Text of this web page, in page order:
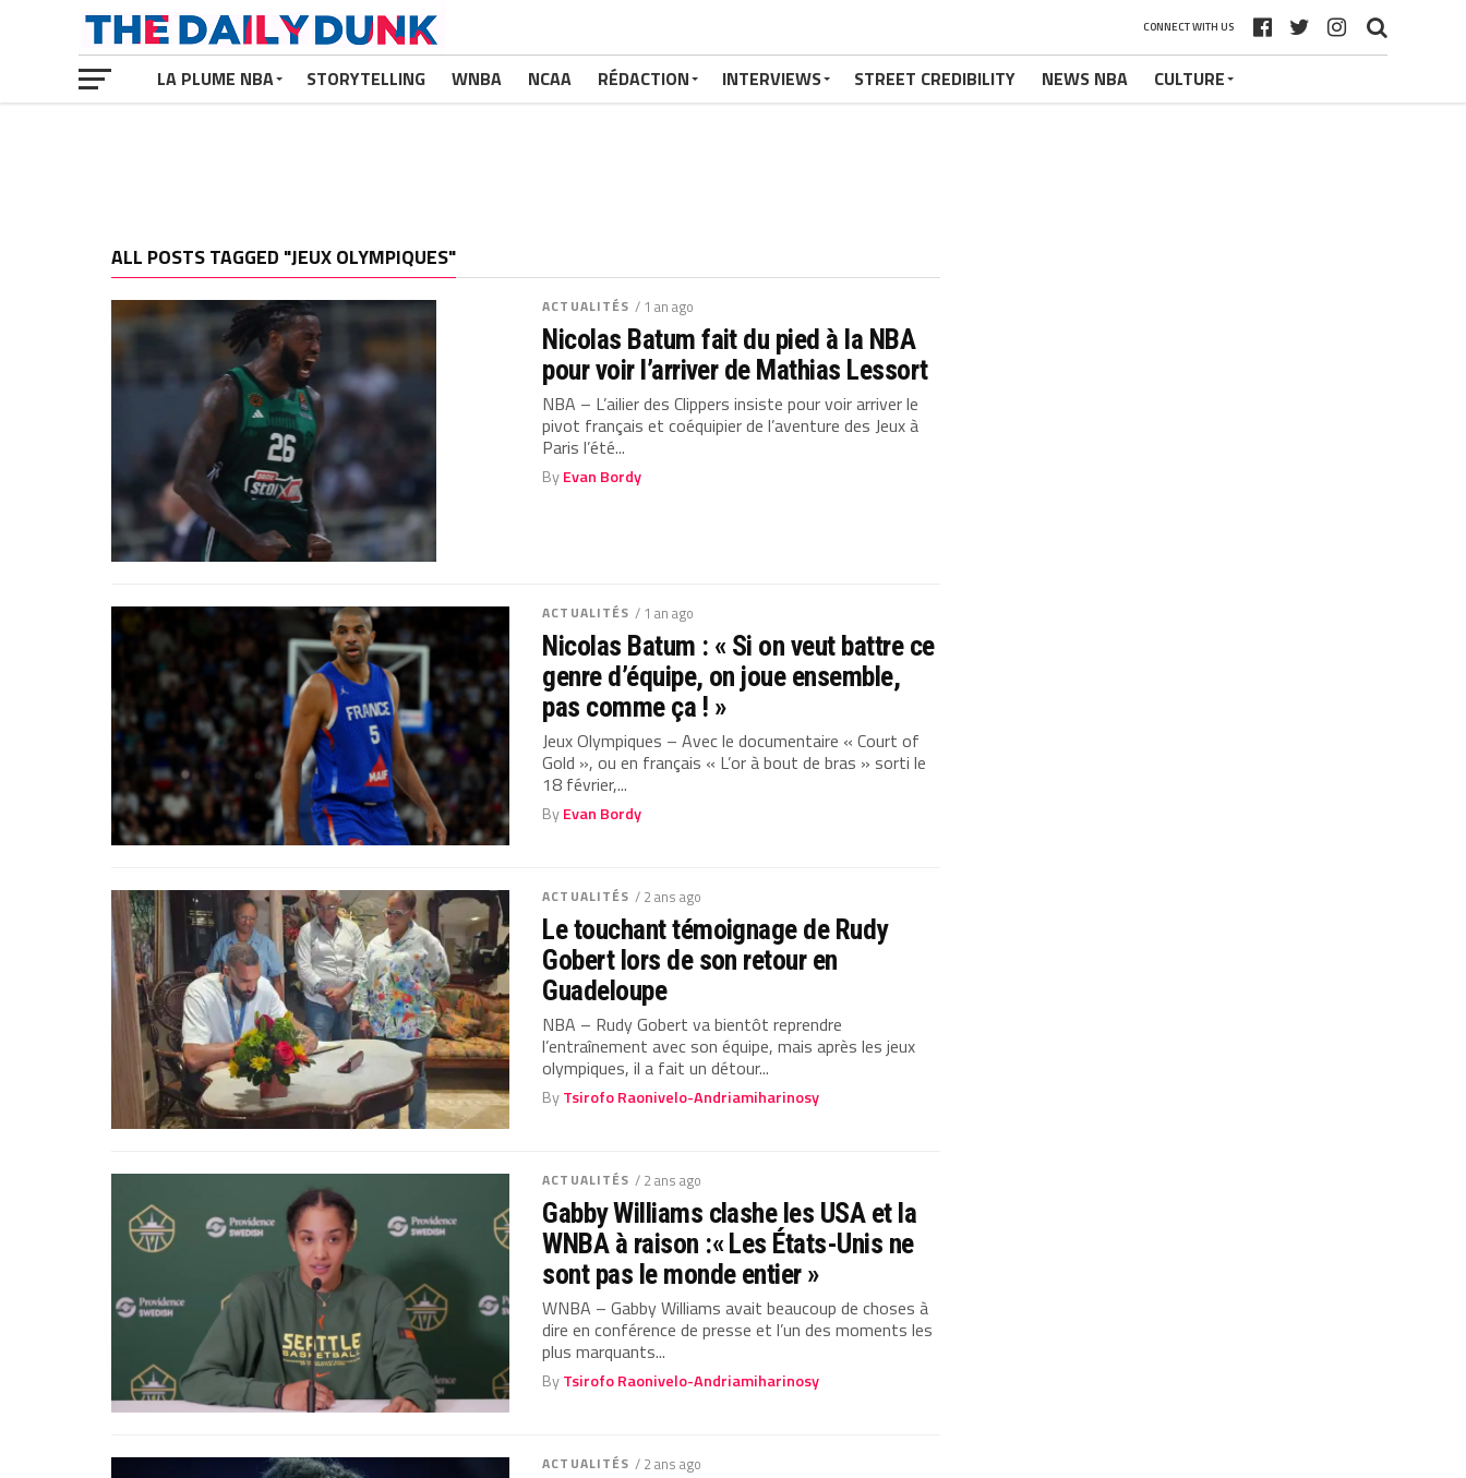
CONNECT WITH US
LA PLUME NBA STORYTELLING WNBA NCAA RÉDACTION INTERVIEWS STREET CREDIBILITY NEWS NBA CULTURE
ALL POSTS TAGGED "JEUX OLYMPIQUES"
ACTUALITÉS / 1 an ago
Nicolas Batum fait du pied à la NBA
pour voir l’arriver de Mathias Lessort
NBA – L’ailier des Clippers insiste pour voir arriver le
pivot français et coéquipier de l’aventure des Jeux à
Paris l’été...
ByEvan Bordy
ACTUALITÉS / 1 an ago
Nicolas Batum : « Si on veut battre ce
genre d’équipe, on joue ensemble,
pas comme ça ! »
Jeux Olympiques – Avec le documentaire « Court of
Gold », ou en français « L’or à bout de bras » sorti le
18 février,...
ByEvan Bordy
ACTUALITÉS / 2 ans ago
Le touchant témoignage de Rudy
Gobert lors de son retour en
Guadeloupe
NBA – Rudy Gobert va bientôt reprendre
l’entraînement avec son équipe, mais après les jeux
olympiques, il a fait un détour...
ByTsirofo Raonivelo-Andriamiharinosy
ACTUALITÉS / 2 ans ago
Gabby Williams clashe les USA et la
WNBA à raison :« Les États-Unis ne
sont pas le monde entier »
WNBA – Gabby Williams avait beaucoup de choses à
dire en conférence de presse et l’un des moments les
plus marquants...
ByTsirofo Raonivelo-Andriamiharinosy
ACTUALITÉS / 2 ans ago